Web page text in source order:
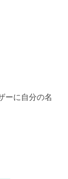
ーに自分の名